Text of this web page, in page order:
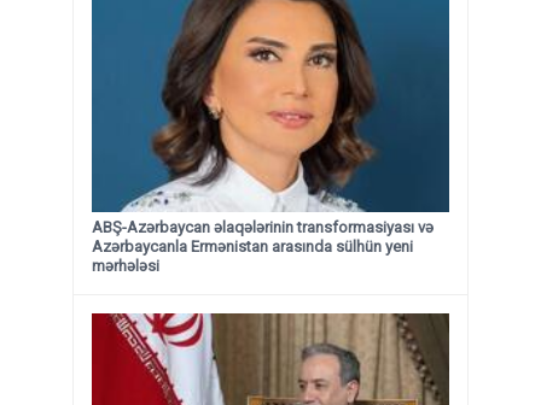
ABŞ-Azərbaycan əlaqələrinin transformasiyası və
Azərbaycanla Ermənistan arasında sülhün yeni
mərhələsi